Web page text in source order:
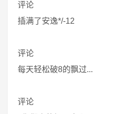
评论
插满了安逸*/-12
评论
每天轻松破8的飘过...
评论